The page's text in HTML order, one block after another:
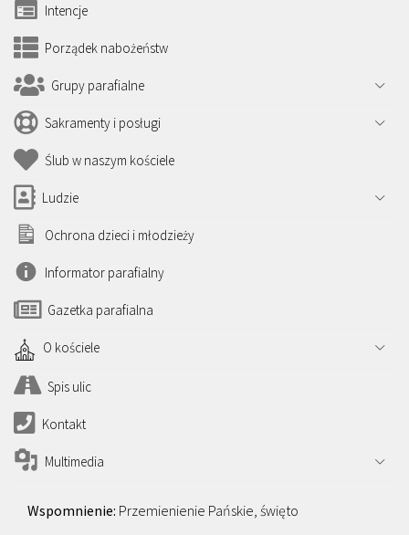
Intencje
Porządek nabożeństw
Grupy parafialne
Sakramenty i posługi
Ślub w naszym kościele
Ludzie
Ochrona dzieci i młodzieży
Informator parafialny
Gazetka parafialna
O kościele
Spis ulic
Kontakt
Multimedia
Przemienienie Pańskie, święto